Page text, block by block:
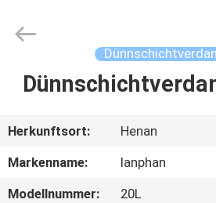
HAUS
PRODUKTE
VIDEOS
Co.,Ltd.
Herkunftsort:
Henan
Markenname:
lanphan
Modellnummer:
20L